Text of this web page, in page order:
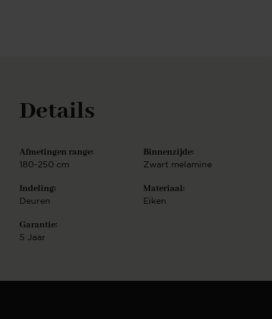
creëer jouw droommeubel. Ons complete
assortimentNaast dressoirs hebben wij ook andere
Deze zijn ook geheel naar wens zelf samen te
stellen. Combineer meerdere soorten meubels uit
Details
Afmetingen range:
180-250 cm
Binnenzijde:
Zwart melamine
Indeling:
Deuren
Materiaal:
Eiken
Garantie:
5 Jaar